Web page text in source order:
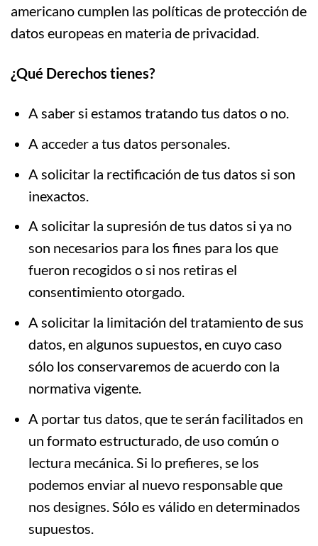
americano cumplen las políticas de protección de
datos europeas en materia de privacidad.
¿Qué Derechos tienes?
A saber si estamos tratando tus datos o no.
A acceder a tus datos personales.
A solicitar la rectificación de tus datos si son
inexactos.
A solicitar la supresión de tus datos si ya no
son necesarios para los fines para los que
fueron recogidos o si nos retiras el
consentimiento otorgado.
A solicitar la limitación del tratamiento de sus
datos, en algunos supuestos, en cuyo caso
sólo los conservaremos de acuerdo con la
normativa vigente.
A portar tus datos, que te serán facilitados en
un formato estructurado, de uso común o
lectura mecánica. Si lo prefieres, se los
podemos enviar al nuevo responsable que
nos designes. Sólo es válido en determinados
supuestos.